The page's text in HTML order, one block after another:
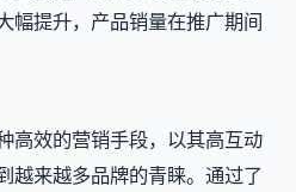
幅提升，产品销量在推广期间
高效的营销手段，以其高互动
越来越多品牌的青睐。通过了